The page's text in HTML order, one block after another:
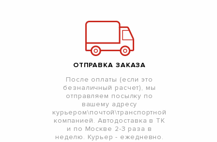
ОТПРАВКА ЗАКАЗА
После оплаты (если это
безналичный расчет), мы
отправляем посылку по
вашему адресу
курьером\почтой\транспортной
компанией. Автодоставка в ТК
и по Москве 2-3 раза в
неделю. Курьер - ежедневно.